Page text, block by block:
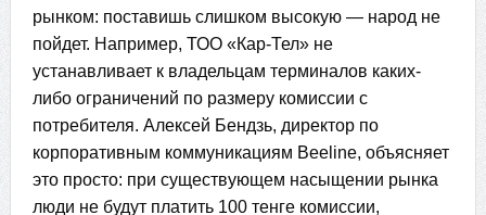
рынком: поставишь слишком высокую — народ не
пойдет. Например, ТОО «Кар-Тел» не
устанавливает к владельцам терминалов каких-
либо ограничений по размеру комиссии с
потребителя. Алексей Бендзь, директор по
корпоративным коммуникациям Beeline, объясняет
это просто: при существующем насыщении рынка
люди не будут платить 100 тенге комиссии,